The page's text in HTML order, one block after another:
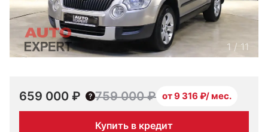
1 / 11
659 000 ₽ 759 000 ₽ от 9 316 ₽/ мес.
Купить в кредит